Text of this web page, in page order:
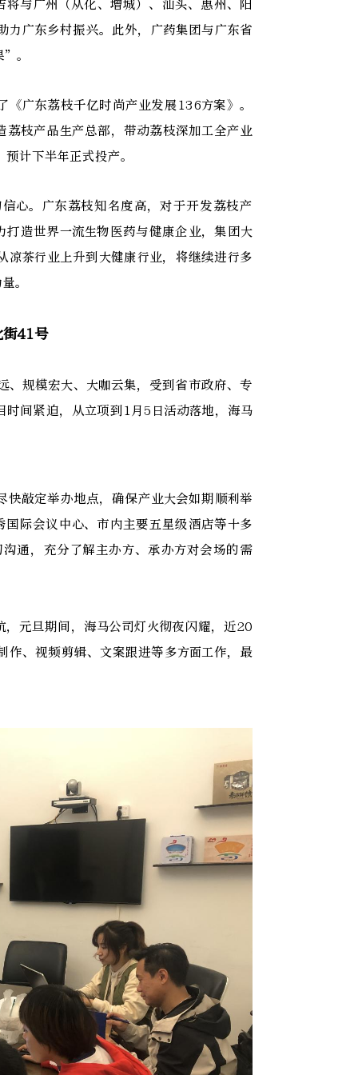
与广州（从化、增城）、汕头、惠州、阳
广东乡村振兴。此外，广药集团与广东省
”。
广东荔枝千亿时尚产业发展136方案》。
枝产品生产总部，带动荔枝深加工全产业
计下半年正式投产。
心。广东荔枝知名度高，对于开发荔枝产
造世界一流生物医药与健康企业，集团大
茶行业上升到大健康行业，将继续进行多
。
街41号
、规模宏大、大咖云集，受到省市政府、专
间紧迫，从立项到1月5日活动落地，海马
敲定举办地点，确保产业大会如期顺利举
际会议中心、市内主要五星级酒店等十多
通，充分了解主办方、承办方对会场的需
元旦期间，海马公司灯火彻夜闪耀，近20
、视频剪辑、文案跟进等多方面工作，最